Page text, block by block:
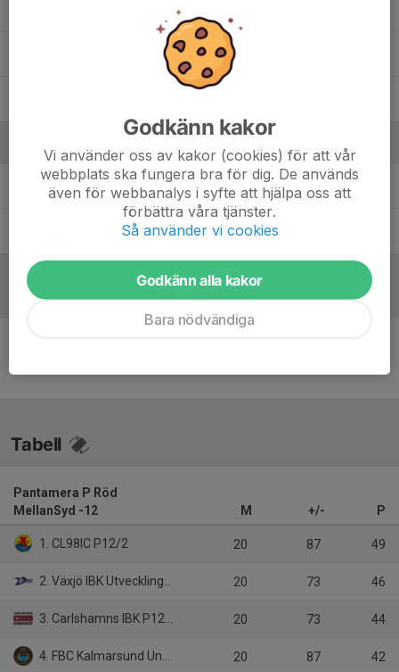
André Johnsson Tränare
Andreas Thein Tränare
Referat
Tabell
Pantamera P Röd
MellanSyd -12
M +/- P
1. CL98IC P12/2 20 87 49
2. Växjö IBK Utveckling P12/2 20 73 46
3. Carlshamns IBK P12-13/1 20 73 44
4. FBC Kalmarsund Ungdom P12 20 87 42
Godkänn kakor
Vi använder oss av kakor (cookies) för att vår
webbplats ska fungera bra för dig. De används
även för webbanalys i syfte att hjälpa oss att
förbättra våra tjänster.
Så använder vi cookies
Godkänn alla kakor
Bara nödvändiga